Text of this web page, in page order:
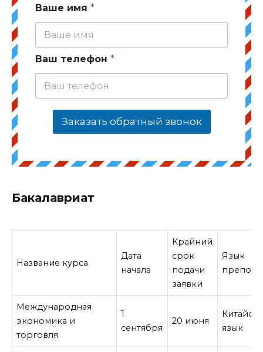
Ваше имя *
Ваш телефон *
Заказать обратный звонок
Бакалавриат
Название курса
Дата
начала
Крайний
срок
подачи
заявки
Язык
Международная
экономика и
торговля
1
сентября
20 июня
язык